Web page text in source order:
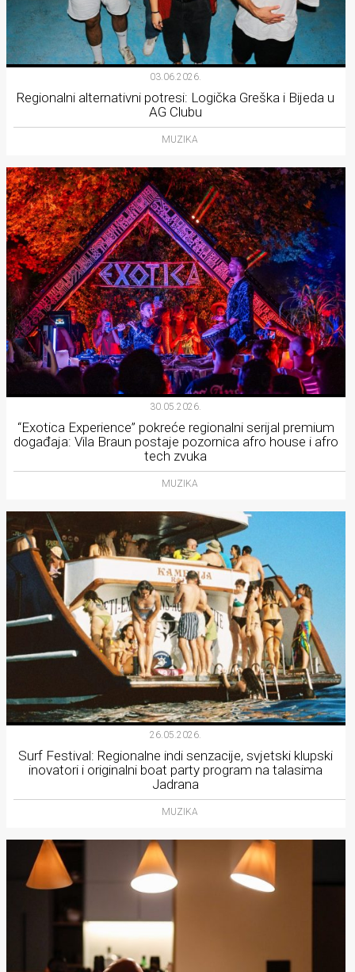
03.06.2026.
Regionalni alternativni potresi: Logička Greška i Bijeda u
AG Clubu
MUZIKA
30.05.2026.
“Exotica Experience” pokreće regionalni serijal premium
događaja: Vila Braun postaje pozornica afro house i afro
tech zvuka
MUZIKA
26.05.2026.
Surf Festival: Regionalne indi senzacije, svjetski klupski
inovatori i originalni boat party program na talasima
Jadrana
MUZIKA